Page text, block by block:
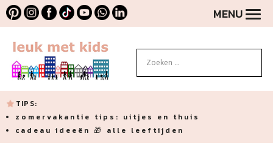
MENU
TIPS:
zomervakantie tips: uitjes en thuis
cadeau ideeën 🎁 alle leeftijden